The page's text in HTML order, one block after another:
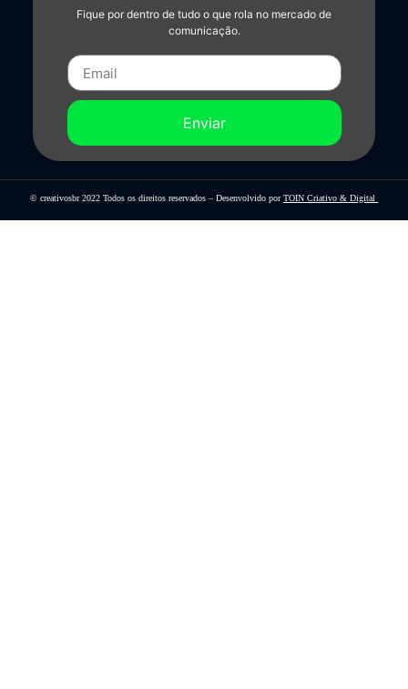
Fique por dentro de tudo o que rola no mercado de
comunicação.
Enviar
© creativosbr 2022 Todos os direitos reservados – Desenvolvido porTOIN Criativo & Digital